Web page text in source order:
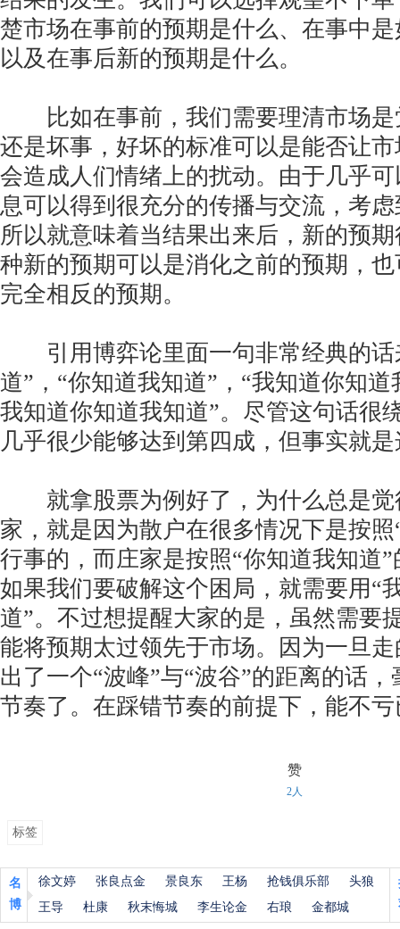
楚市场在事前的预期是什么、在事中
以及在事后新的预期是什么。
比如在事前，我们需要理清市场是
还是坏事，好坏的标准可以是能否让
会造成人们情绪上的扰动。由于几乎
息可以得到很充分的传播与交流，考
所以就意味着当结果出来后，新的预
种新的预期可以是消化之前的预期，
完全相反的预期。
引用博弈论里面一句非常经典的话
道”，“你知道我知道”，“我知道你知
我知道你知道我知道”。尽管这句话很
几乎很少能够达到第四成，但事实就
就拿股票为例好了，为什么总是觉
家，就是因为散户在很多情况下是按
行事的，而庄家是按照“你知道我知道
如果我们要破解这个困局，就需要用“
道”。不过想提醒大家的是，虽然需要
能将预期太过领先于市场。因为一旦
出了一个“波峰”与“波谷”的距离的话
节奏了。在踩错节奏的前提下，能不
赞
2人
标签
名
博
徐文婷 张良点金 景良东 王杨 抢钱俱乐部
头狼
王导
杜康 秋末悔城 李生论金 右琅 金都城